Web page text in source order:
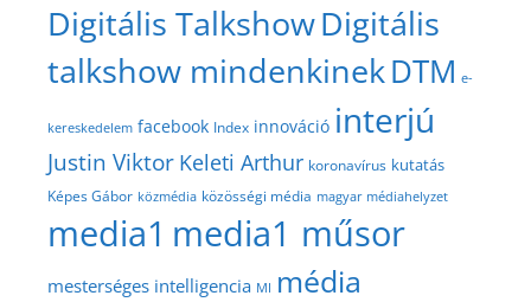
Digitális TalkshowDigitális
talkshow mindenkinekDTM e-
kereskedelem facebook Index innováció interjú
Justin Viktor Keleti Arthur koronavírus kutatás
Képes Gábor közmédia közösségi média magyar médiahelyzet
media1 media1 műsor
mesterséges intelligencia MI média